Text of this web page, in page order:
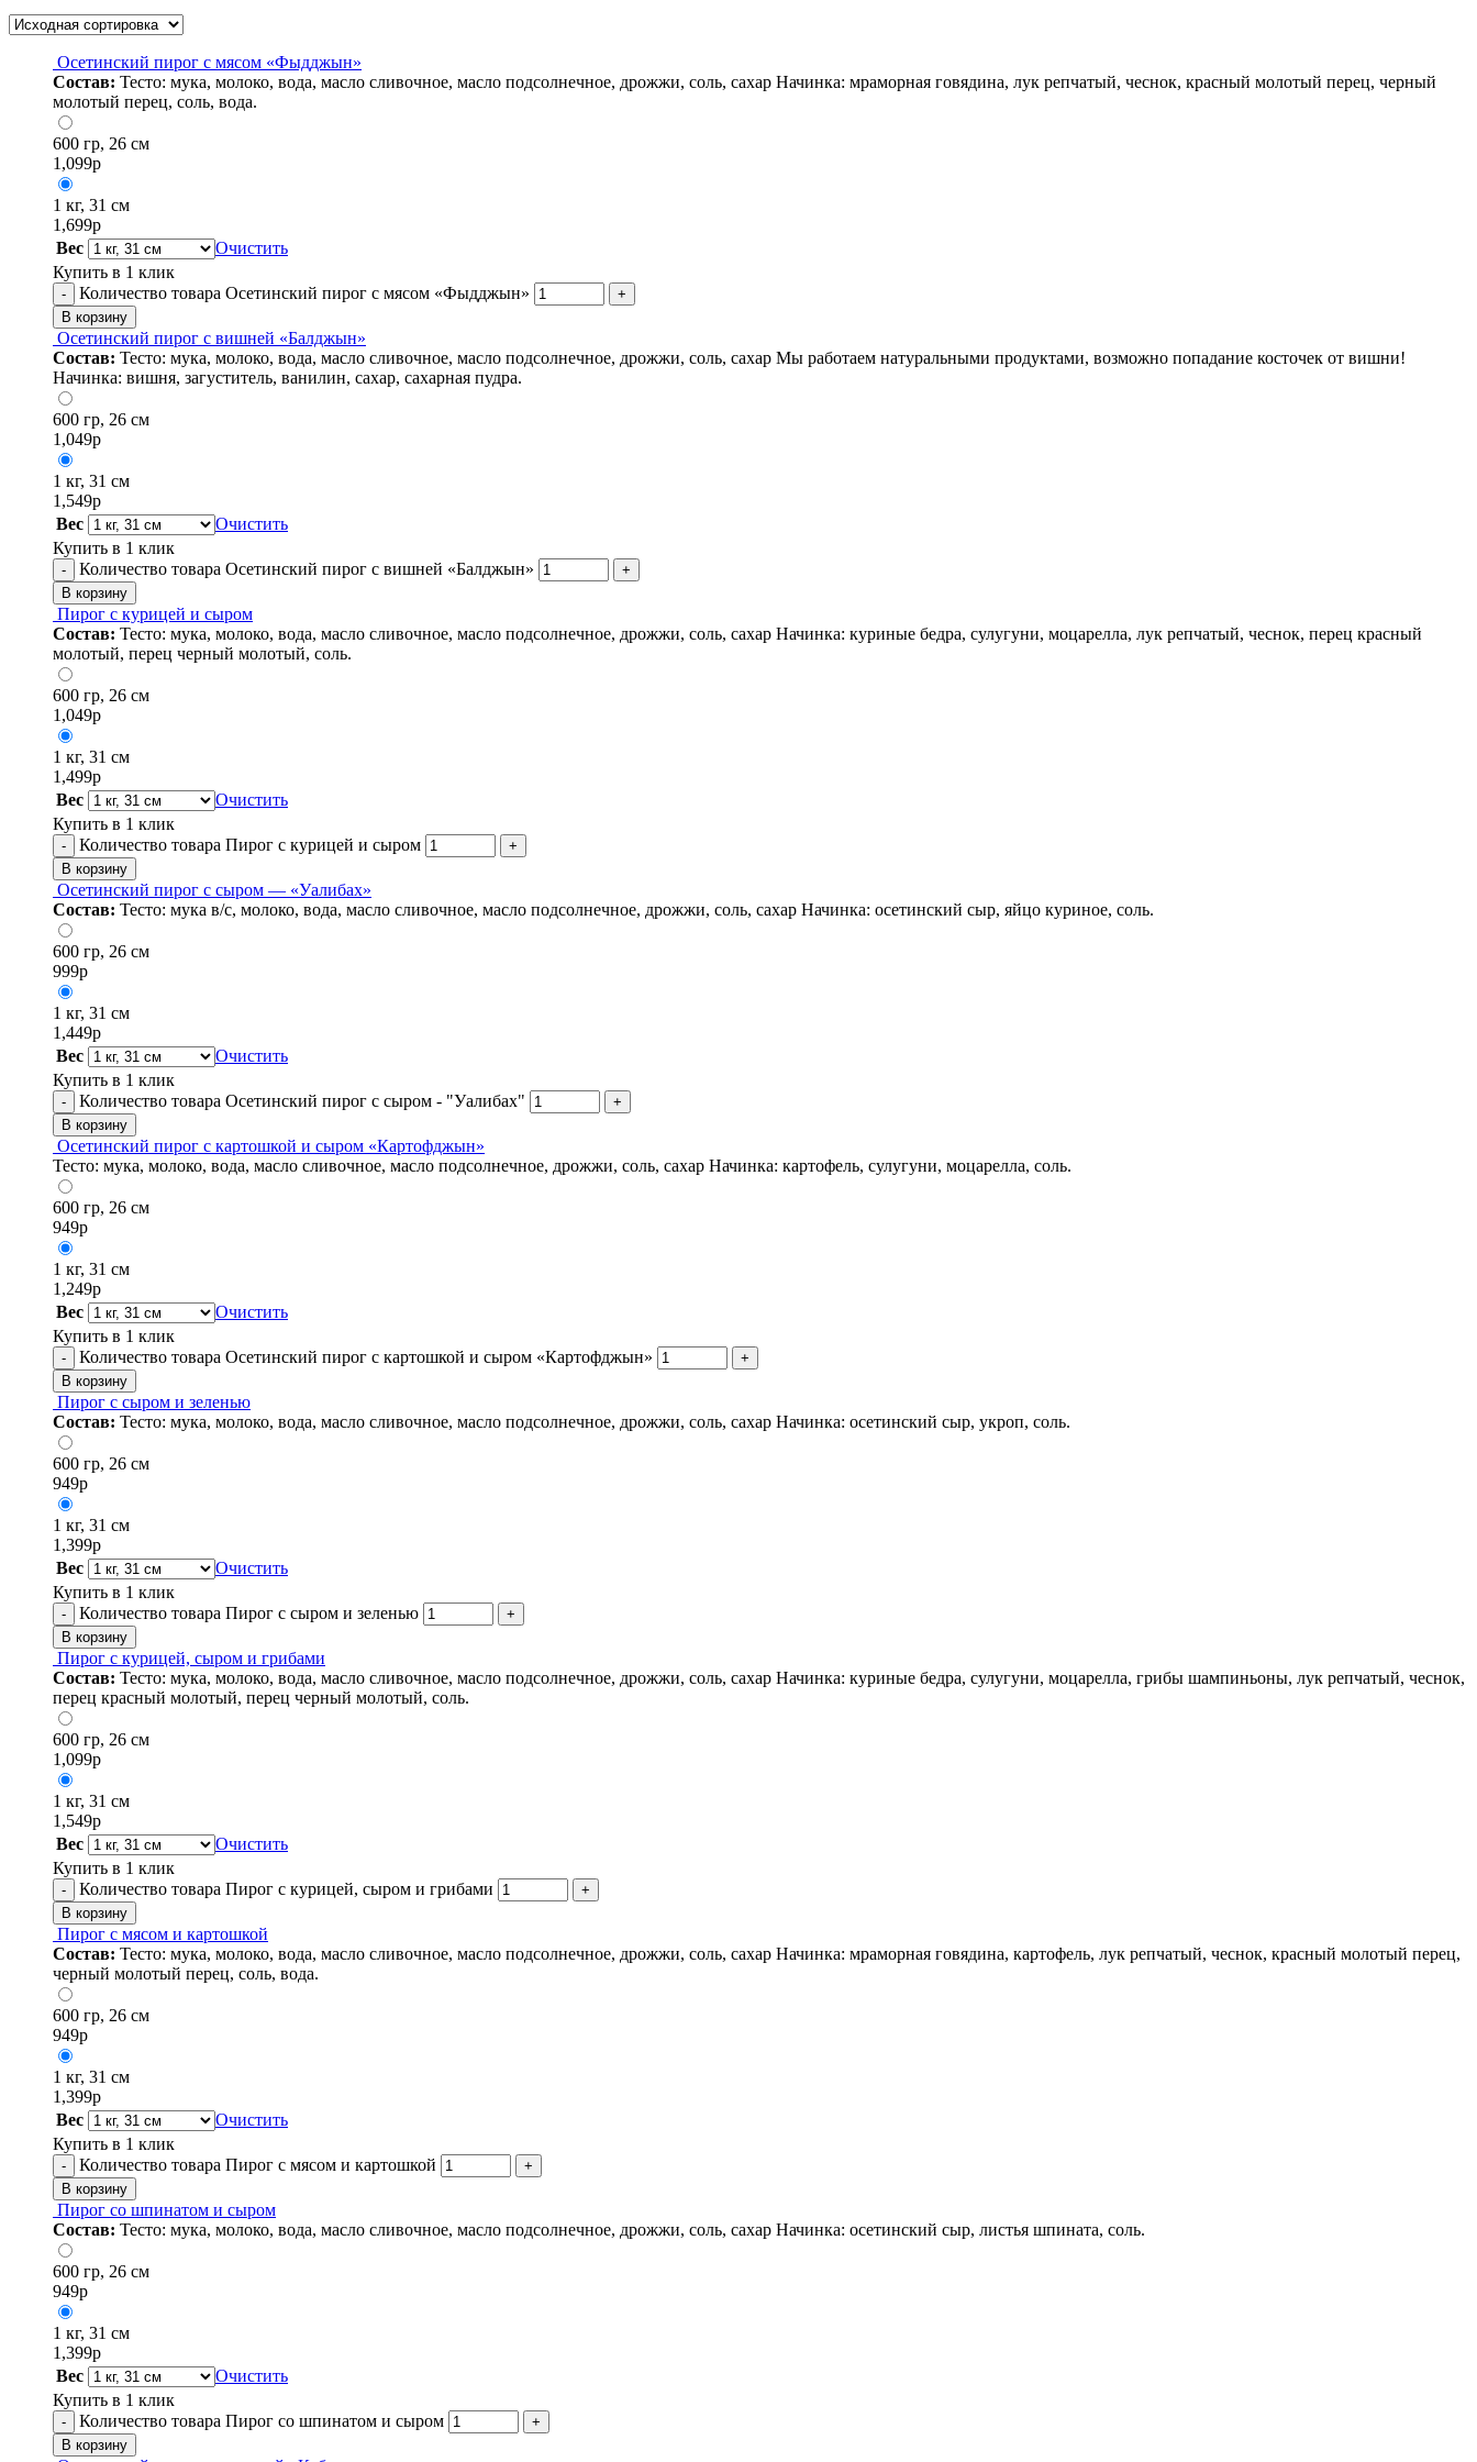
Осетинский пирог с мясом «Фыдджын»
Состав: Тесто: мука, молоко, вода, масло сливочное, масло подсолнечное, дрожжи, соль, сахар Начинка: мраморная говядина, лук репчатый, чеснок, красный молотый перец, черный
молотый перец, соль, вода.
600 гр, 26 см
1,099р
1 кг, 31 см
1,699р
Вес
Очистить
Купить в 1 клик
- Количество товара Осетинский пирог с мясом «Фыдджын»
+
В корзину
Осетинский пирог с вишней «Балджын»
Состав: Тесто: мука, молоко, вода, масло сливочное, масло подсолнечное, дрожжи, соль, сахар Мы работаем натуральными продуктами, возможно попадание косточек от вишни!
Начинка: вишня, загуститель, ванилин, сахар, сахарная пудра.
600 гр, 26 см
1,049р
1 кг, 31 см
1,549р
Вес
Очистить
Купить в 1 клик
- Количество товара Осетинский пирог с вишней «Балджын»
+
В корзину
Пирог с курицей и сыром
Состав: Тесто: мука, молоко, вода, масло сливочное, масло подсолнечное, дрожжи, соль, сахар Начинка: куриные бедра, сулугуни, моцарелла, лук репчатый, чеснок, перец красный
молотый, перец черный молотый, соль.
600 гр, 26 см
1,049р
1 кг, 31 см
1,499р
Вес
Очистить
Купить в 1 клик
- Количество товара Пирог с курицей и сыром
+
В корзину
Осетинский пирог с сыром — «Уалибах»
Состав: Тесто: мука в/с, молоко, вода, масло сливочное, масло подсолнечное, дрожжи, соль, сахар Начинка: осетинский сыр, яйцо куриное, соль.
600 гр, 26 см
999р
1 кг, 31 см
1,449р
Вес
Очистить
Купить в 1 клик
- Количество товара Осетинский пирог с сыром - "Уалибах"
+
В корзину
Осетинский пирог с картошкой и сыром «Картофджын»
Тесто: мука, молоко, вода, масло сливочное, масло подсолнечное, дрожжи, соль, сахар Начинка: картофель, сулугуни, моцарелла, соль.
600 гр, 26 см
949р
1 кг, 31 см
1,249р
Вес
Очистить
Купить в 1 клик
- Количество товара Осетинский пирог с картошкой и сыром «Картофджын»
+
В корзину
Пирог с сыром и зеленью
Состав: Тесто: мука, молоко, вода, масло сливочное, масло подсолнечное, дрожжи, соль, сахар Начинка: осетинский сыр, укроп, соль.
600 гр, 26 см
949р
1 кг, 31 см
1,399р
Вес
Очистить
Купить в 1 клик
- Количество товара Пирог с сыром и зеленью
+
В корзину
Пирог с курицей, сыром и грибами
Состав: Тесто: мука, молоко, вода, масло сливочное, масло подсолнечное, дрожжи, соль, сахар Начинка: куриные бедра, сулугуни, моцарелла, грибы шампиньоны, лук репчатый, чеснок,
перец красный молотый, перец черный молотый, соль.
600 гр, 26 см
1,099р
1 кг, 31 см
1,549р
Вес
Очистить
Купить в 1 клик
- Количество товара Пирог с курицей, сыром и грибами
+
В корзину
Пирог с мясом и картошкой
Состав: Тесто: мука, молоко, вода, масло сливочное, масло подсолнечное, дрожжи, соль, сахар Начинка: мраморная говядина, картофель, лук репчатый, чеснок, красный молотый перец,
черный молотый перец, соль, вода.
600 гр, 26 см
949р
1 кг, 31 см
1,399р
Вес
Очистить
Купить в 1 клик
- Количество товара Пирог с мясом и картошкой
+
В корзину
Пирог со шпинатом и сыром
Состав: Тесто: мука, молоко, вода, масло сливочное, масло подсолнечное, дрожжи, соль, сахар Начинка: осетинский сыр, листья шпината, соль.
600 гр, 26 см
949р
1 кг, 31 см
1,399р
Вес
Очистить
Купить в 1 клик
- Количество товара Пирог со шпинатом и сыром
+
В корзину